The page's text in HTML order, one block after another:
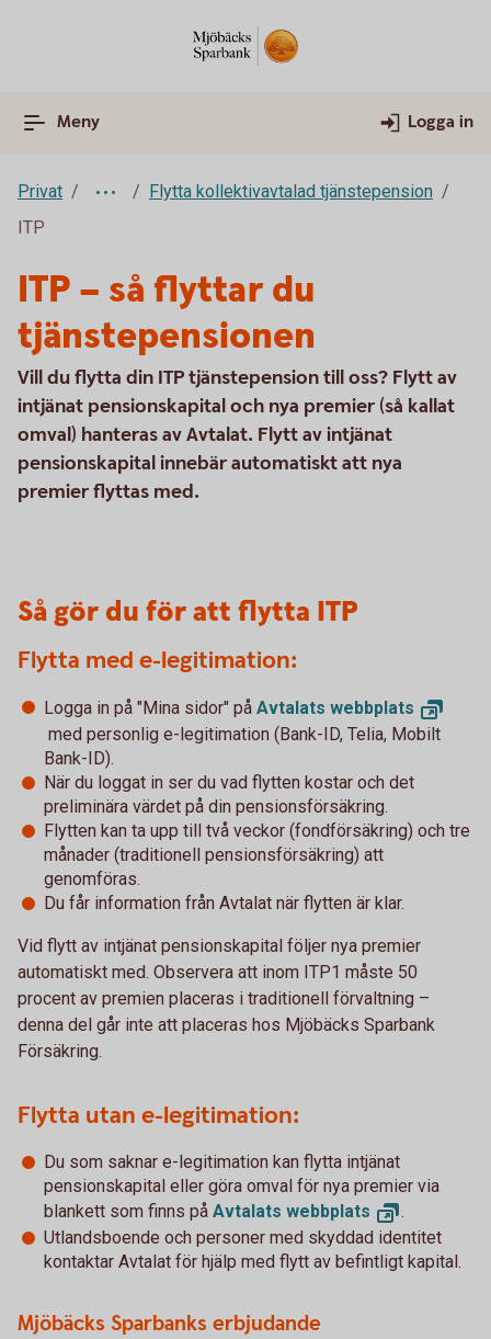
Meny Logga in
Privat
Flytta kollektivavtalad tjänstepension
ITP
ITP – så flyttar du
tjänstepensionen
Vill du flytta din ITP tjänstepension till oss? Flytt av
intjänat pensionskapital och nya premier (så kallat
omval) hanteras av Avtalat. Flytt av intjänat
pensionskapital innebär automatiskt att nya
premier flyttas med.
Så gör du för att flytta ITP
Flytta med e-legitimation:
Logga in på "Mina sidor" på Avtalats webbplats
med personlig e-legitimation (Bank-ID, Telia, Mobilt
Bank-ID).
När du loggat in ser du vad flytten kostar och det
preliminära värdet på din pensionsförsäkring.
Flytten kan ta upp till två veckor (fondförsäkring) och tre
månader (traditionell pensionsförsäkring) att
genomföras.
Du får information från Avtalat när flytten är klar.
Vid flytt av intjänat pensionskapital följer nya premier
automatiskt med. Observera att inom ITP1 måste 50
procent av premien placeras i traditionell förvaltning –
denna del går inte att placeras hos Mjöbäcks Sparbank
Försäkring.
Flytta utan e-legitimation:
Du som saknar e-legitimation kan flytta intjänat
pensionskapital eller göra omval för nya premier via
blankett som finns på Avtalats webbplats
.
Utlandsboende och personer med skyddad identitet
kontaktar Avtalat för hjälp med flytt av befintligt kapital.
Mjöbäcks Sparbanks erbjudande